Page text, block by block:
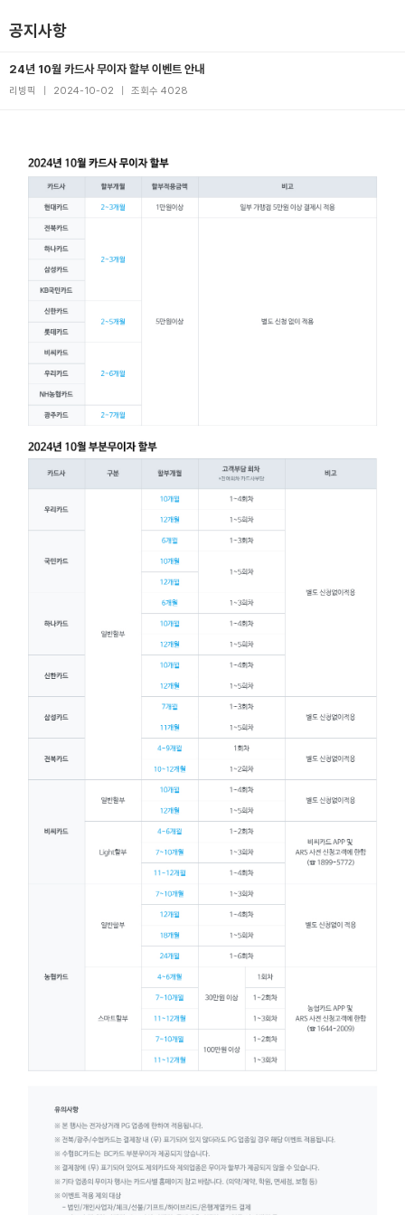
공지사항
24년 10월 카드사 무이자 할부 이벤트 안내
리빙픽 2024-10-02 조회수 4028